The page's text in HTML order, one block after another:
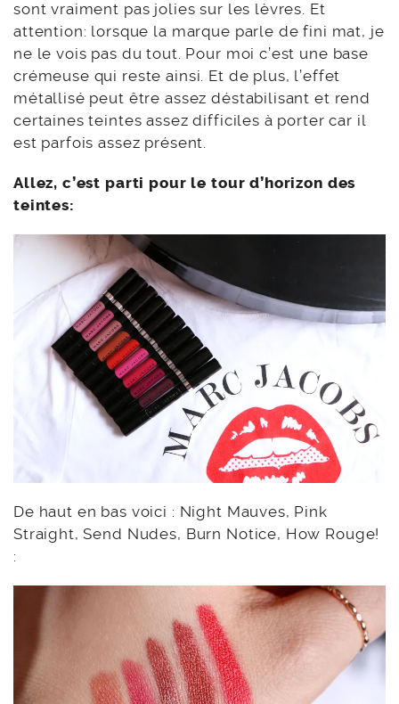
sont vraiment pas jolies sur les lèvres. Et
attention: lorsque la marque parle de fini mat, je
ne le vois pas du tout. Pour moi c’est une base
crémeuse qui reste ainsi. Et de plus, l’effet
métallisé peut être assez déstabilisant et rend
certaines teintes assez difficiles à porter car il
est parfois assez présent.
Allez, c’est parti pour le tour d’horizon des
teintes:
De haut en bas voici : Night Mauves, Pink
Straight, Send Nudes, Burn Notice, How Rouge!
: